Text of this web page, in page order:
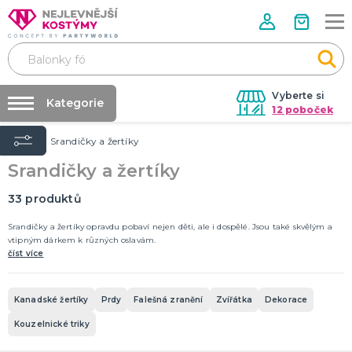
Vyberte si
12 poboček
Půjčovna kostýmů
Párty výzdoba na klíč
Nafukování balónků
Prodejny
Rozvoz
O nás
Kariéra
Kategorie
VALENTÝN
Valentýnské doplňky
Valentýnské hry
PÁLENÍ ČARODEJNIC
Strašidelná výzdoba a dekorace
Doplňky ke kostýmům
DALŠÍ KATEGORIE
Úvod Srandičky a žertíky
Srandičky a žertíky
33 produktů
Srandičky a žertíky opravdu pobaví nejen děti, ale i dospělé. Jsou také skvělým a
vtipným dárkem k různých oslavám.
číst více
Kanadské žertíky Prdy Falešná zranění Zvířátka Dekorace
Kouzelnické triky